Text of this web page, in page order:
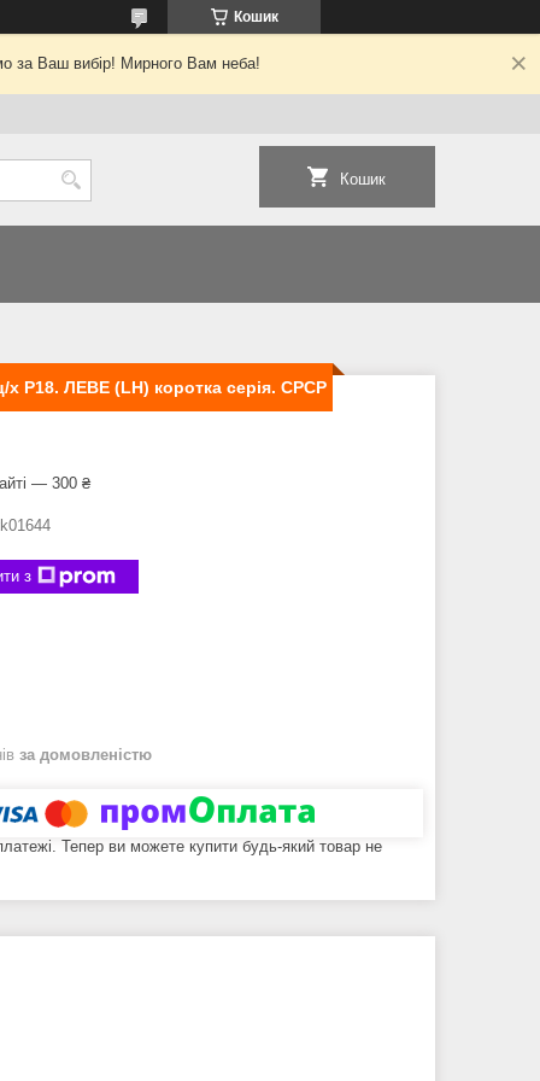
Кошик
за Ваш вибір! Мирного Вам неба!
Кошик
Р18. ЛЕВЕ (LH) коротка серія. СРСР
— 300 ₴
з
за домовленістю
Тепер ви можете купити будь-який товар не